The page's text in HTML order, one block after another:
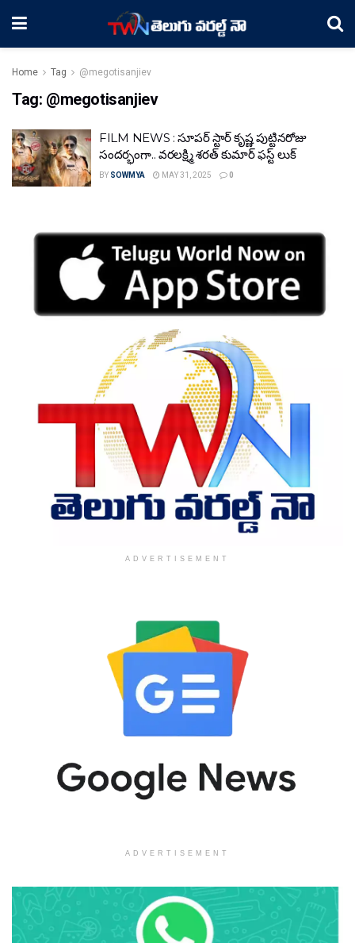
Home Tag @megotisanjiev
Tag: @megotisanjiev
FILM NEWS : సూపర్ స్టార్ కృష్ణ పుట్టినరోజు
సందర్భంగా.. వరలక్ష్మి శరత్ కుమార్ ఫస్ట్ లుక్
BY SOWMYA MAY 31, 2025 0
ADVERTISEMENT
ADVERTISEMENT